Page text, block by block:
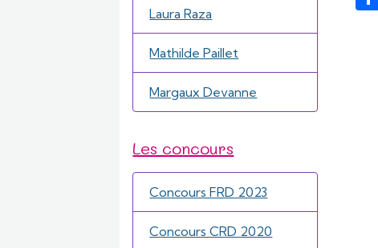
Laura Raza
Mathilde Paillet
Margaux Devanne
Les concours
Concours FRD 2023
Concours CRD 2020